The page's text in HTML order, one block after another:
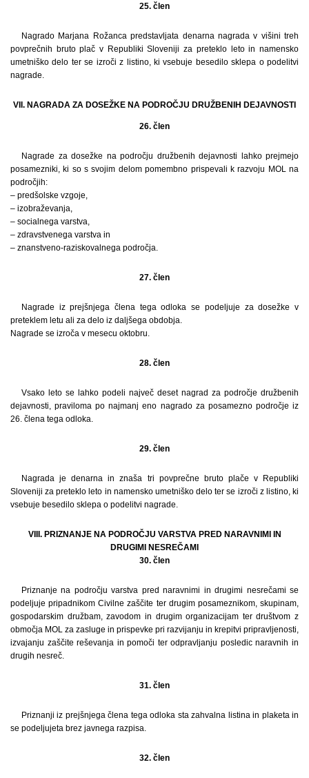
25. člen
Nagrado Marjana Rožanca predstavljata denarna nagrada v višini treh
povprečnih bruto plač v Republiki Sloveniji za preteklo leto in namensko
umetniško delo ter se izroči z listino, ki vsebuje besedilo sklepa o podelitvi
nagrade.
VII. NAGRADA ZA DOSEŽKE NA PODROČJU DRUŽBENIH DEJAVNOSTI
26. člen
Nagrade za dosežke na področju družbenih dejavnosti lahko prejmejo
posamezniki, ki so s svojim delom pomembno prispevali k razvoju MOL na
področjih:
– predšolske vzgoje,
– izobraževanja,
– socialnega varstva,
– zdravstvenega varstva in
– znanstveno-raziskovalnega področja.
27. člen
Nagrade iz prejšnjega člena tega odloka se podeljuje za dosežke v
preteklem letu ali za delo iz daljšega obdobja.
Nagrade se izroča v mesecu oktobru.
28. člen
Vsako leto se lahko podeli največ deset nagrad za področje družbenih
dejavnosti, praviloma po najmanj eno nagrado za posamezno področje iz
26. člena tega odloka.
29. člen
Nagrada je denarna in znaša tri povprečne bruto plače v Republiki
Sloveniji za preteklo leto in namensko umetniško delo ter se izroči z listino, ki
vsebuje besedilo sklepa o podelitvi nagrade.
VIII. PRIZNANJE NA PODROČJU VARSTVA PRED NARAVNIMI IN
DRUGIMI NESREČAMI
30. člen
Priznanje na področju varstva pred naravnimi in drugimi nesrečami se
podeljuje pripadnikom Civilne zaščite ter drugim posameznikom, skupinam,
gospodarskim družbam, zavodom in drugim organizacijam ter društvom z
območja MOL za zasluge in prispevke pri razvijanju in krepitvi pripravljenosti,
izvajanju zaščite reševanja in pomoči ter odpravljanju posledic naravnih in
drugih nesreč.
31. člen
Priznanji iz prejšnjega člena tega odloka sta zahvalna listina in plaketa in
se podeljujeta brez javnega razpisa.
32. člen